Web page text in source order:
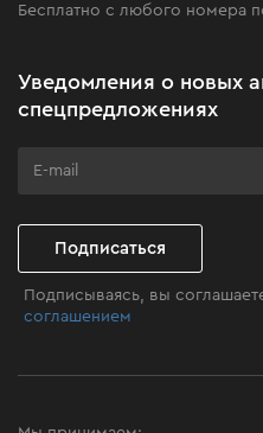
Клуб мастерства
Бесплатно с любого номера
Уведомления о новых
спецпредложениях
Подписаться
Подписываясь, вы
соглашением